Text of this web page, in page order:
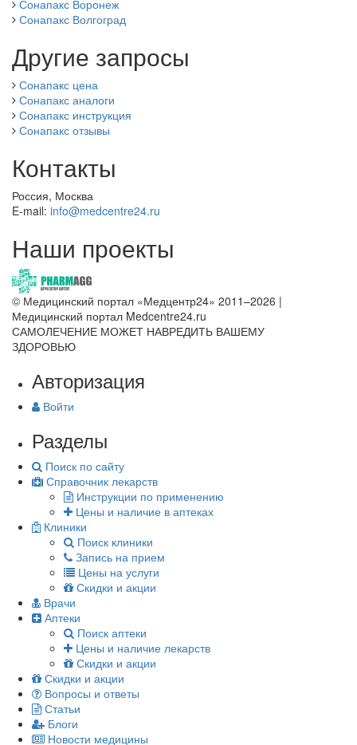
Сонапакс Воронеж
Сонапакс Волгоград
Другие запросы
Сонапакс цена
Сонапакс аналоги
Сонапакс инструкция
Сонапакс отзывы
Контакты
Россия, Москва
E-mail: info@medcentre24.ru
Наши проекты
© Медицинский портал «Медцентр24» 2011–2026 |
Медицинский портал Medcentre24.ru
САМОЛЕЧЕНИЕ МОЖЕТ НАВРЕДИТЬ ВАШЕМУ
ЗДОРОВЬЮ
Авторизация
Войти
Разделы
Поиск по сайту
Справочник лекарств
Инструкции по применению
Цены и наличие в аптеках
Клиники
Поиск клиники
Запись на прием
Цены на услуги
Скидки и акции
Врачи
Аптеки
Поиск аптеки
Цены и наличие лекарств
Скидки и акции
Скидки и акции
Вопросы и ответы
Статьи
Блоги
Новости медицины